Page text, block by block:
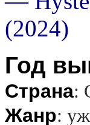
Год
Страна:
Жанр: